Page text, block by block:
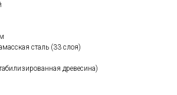
сталь (33 слоя)
древесина)